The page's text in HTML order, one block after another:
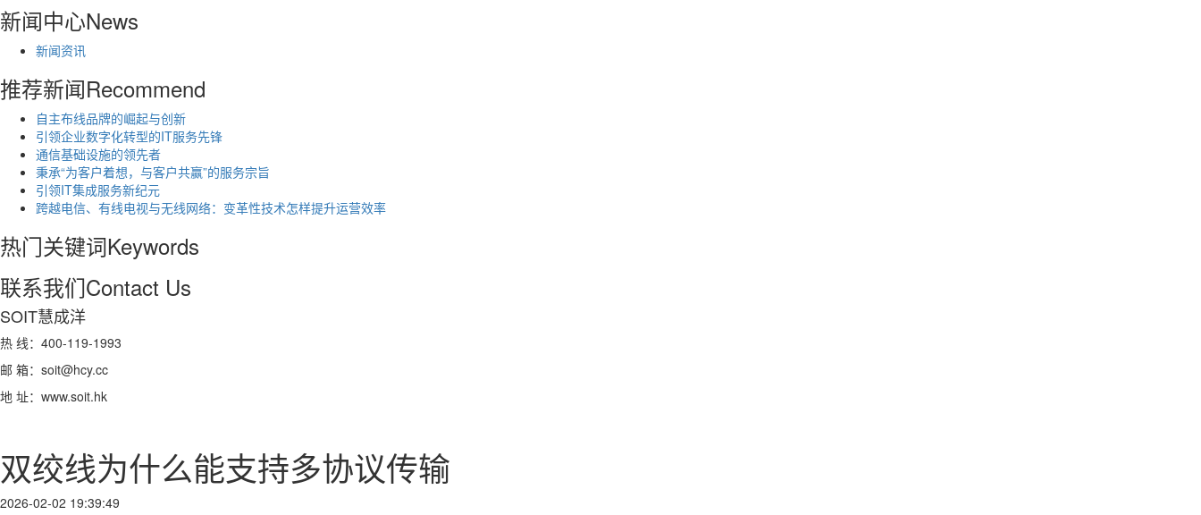
新闻中心News
新闻资讯
推荐新闻Recommend
自主布线品牌的崛起与创新
引领企业数字化转型的IT服务先锋
通信基础设施的领先者
秉承“为客户着想，与客户共赢”的服务宗旨
引领IT集成服务新纪元
跨越电信、有线电视与无线网络：变革性技术怎样提升运营效率
热门关键词Keywords
联系我们Contact Us
SOIT慧成洋
热 线：400-119-1993
邮 箱：soit@hcy.cc
地 址：www.soit.hk
双绞线为什么能支持多协议传输
2026-02-02 19:39:49